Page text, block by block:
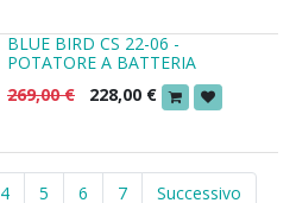
BLUE BIRD CS 22-06 -
POTATORE A BATTERIA
269,00€ 228,00 €
4 5 6 7 Successivo